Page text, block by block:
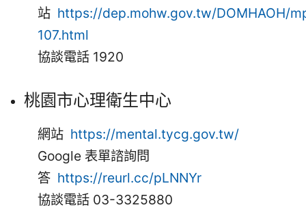
站 https://dep.mohw.gov.tw/DOMHAOH/
107.html
協談電話 1920
桃園市心理衛生中心
網站 https://mental.tycg.gov.tw/
Google 表單諮詢問
答 https://reurl.cc/pLNNYr
協談電話 03-3325880